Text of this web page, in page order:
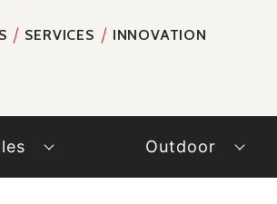
SERVICES INNOVATION
Outdoor